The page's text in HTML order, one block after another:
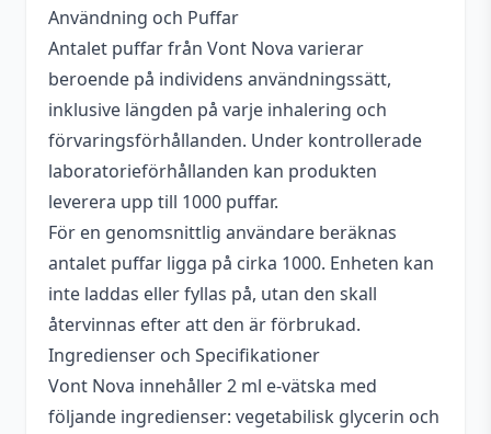
Användning och Puffar
Antalet puffar från Vont Nova varierar
beroende på individens användningssätt,
inklusive längden på varje inhalering och
förvaringsförhållanden. Under kontrollerade
laboratorieförhållanden kan produkten
leverera upp till 1000 puffar.
För en genomsnittlig användare beräknas
antalet puffar ligga på cirka 1000. Enheten kan
inte laddas eller fyllas på, utan den skall
återvinnas efter att den är förbrukad.
Ingredienser och Specifikationer
Vont Nova innehåller 2 ml e-vätska med
följande ingredienser: vegetabilisk glycerin och